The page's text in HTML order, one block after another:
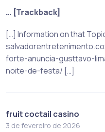
… [Trackback]
[…] Information on that
forte-anuncia-gusttavo-
noite-de-festa/ […]
fruit coctail casino
3 de fevereiro de 2026